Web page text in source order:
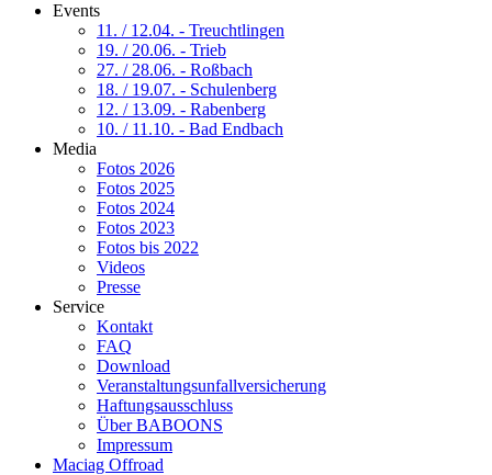
Events
11. / 12.04. - Treuchtlingen
19. / 20.06. - Trieb
27. / 28.06. - Roßbach
18. / 19.07. - Schulenberg
12. / 13.09. - Rabenberg
10. / 11.10. - Bad Endbach
Media
Fotos 2026
Fotos 2025
Fotos 2024
Fotos 2023
Fotos bis 2022
Videos
Presse
Service
Kontakt
FAQ
Download
Veranstaltungsunfallversicherung
Haftungsausschluss
Über BABOONS
Impressum
Maciag Offroad